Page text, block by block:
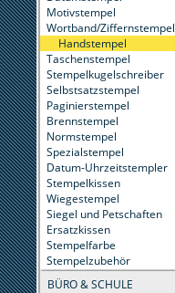
Motivstempel
Wortband/Ziffernstempel
Handstempel
Taschenstempel
Stempelkugelschreiber
Selbstsatzstempel
Paginierstempel
Brennstempel
Normstempel
Spezialstempel
Datum-Uhrzeitstempler
Stempelkissen
Wiegestempel
Siegel und Petschaften
Ersatzkissen
Stempelfarbe
Stempelzubehör
BÜRO & SCHULE